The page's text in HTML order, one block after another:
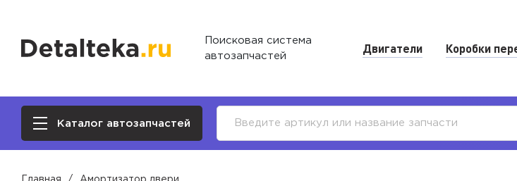
Поисковая система
автозапчастей
Двигатели Коробки
Каталог автозапчастей